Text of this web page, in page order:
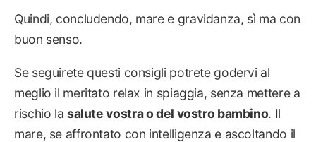
Quindi, concludendo, mare e gravidanza, sì ma con
buon senso.
Se seguirete questi consigli potrete godervi al
meglio il meritato relax in spiaggia, senza mettere a
rischio la salute vostra o del vostro bambino. Il
mare, se affrontato con intelligenza e ascoltando il